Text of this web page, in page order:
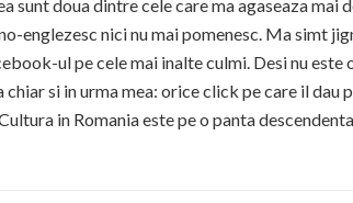
sunt doua dintre cele care ma agaseaza
englezesc nici nu mai pomenesc. Ma simt
ul pe cele mai inalte culmi. Desi nu
si in urma mea: orice click pe care il dau
in Romania este pe o panta